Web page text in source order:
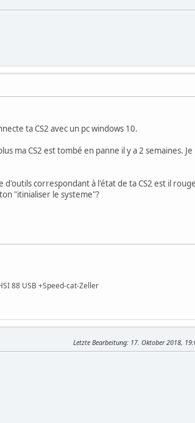
ta CS2 avec un pc windows 10.
ma CS2 est tombé en panne il y a 2 semaines.
correspondant à l'état de ta CS2 est il
"itinialiser le systeme"?
88 USB +Speed-cat-Zeller
Letzte Bearbeitung: 17. Oktober 2018,